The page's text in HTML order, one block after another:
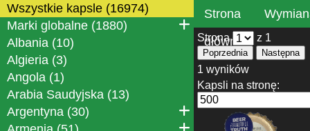
Wszystkie kapsle (16974)
Marki globalne (1880)
Albania (10)
Algieria (3)
Angola (1)
Arabia Saudyjska (13)
Argentyna (30)
Strona
główna
Strona z 1
Poprzednia Następna
1 wyników
Kapsli na stronę: